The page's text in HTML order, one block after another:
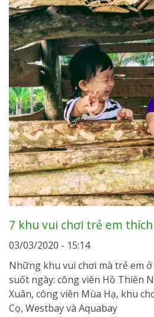
7 khu vui chơi trẻ em
03/03/2020 - 15:14
Những khu vui chơi mà trẻ em
suốt ngày: công viên Hồ Thiên
Xuân, công viên Mùa Hạ, khu
Cọ, Westbay và Aquabay